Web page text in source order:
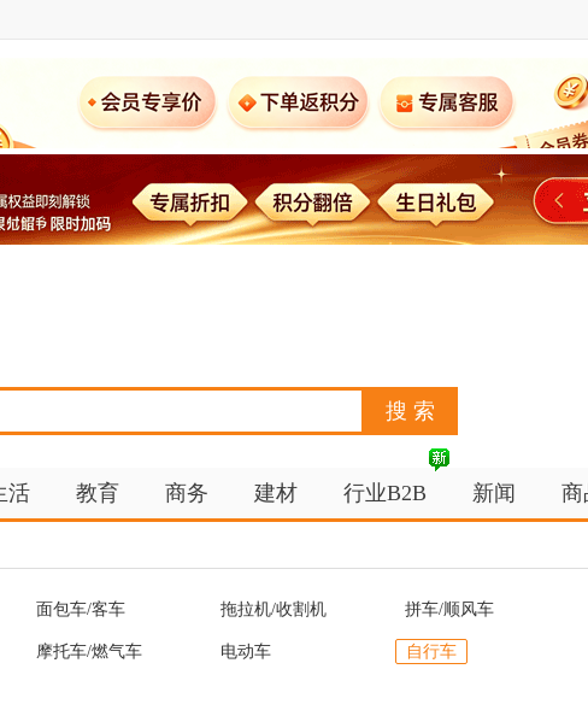
活 教育 商务 建材 行业B2B 新闻 商
面包车/客车 拖拉机/收割机 拼车/顺风车
摩托车/燃气车 电动车 自行车